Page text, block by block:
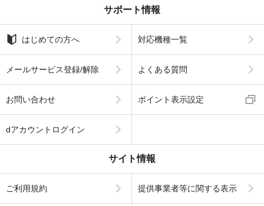
サポート情報
はじめての方へ 対応機種一覧
メールサービス登録/解除 よくある質問
お問い合わせ ポイント表示設定
dアカウントログイン
サイト情報
ご利用規約 提供事業者等に関する表示